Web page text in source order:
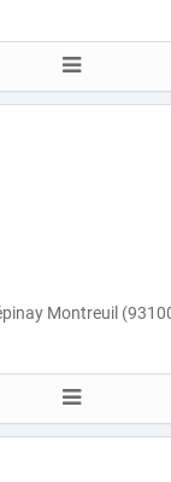
Montreuil